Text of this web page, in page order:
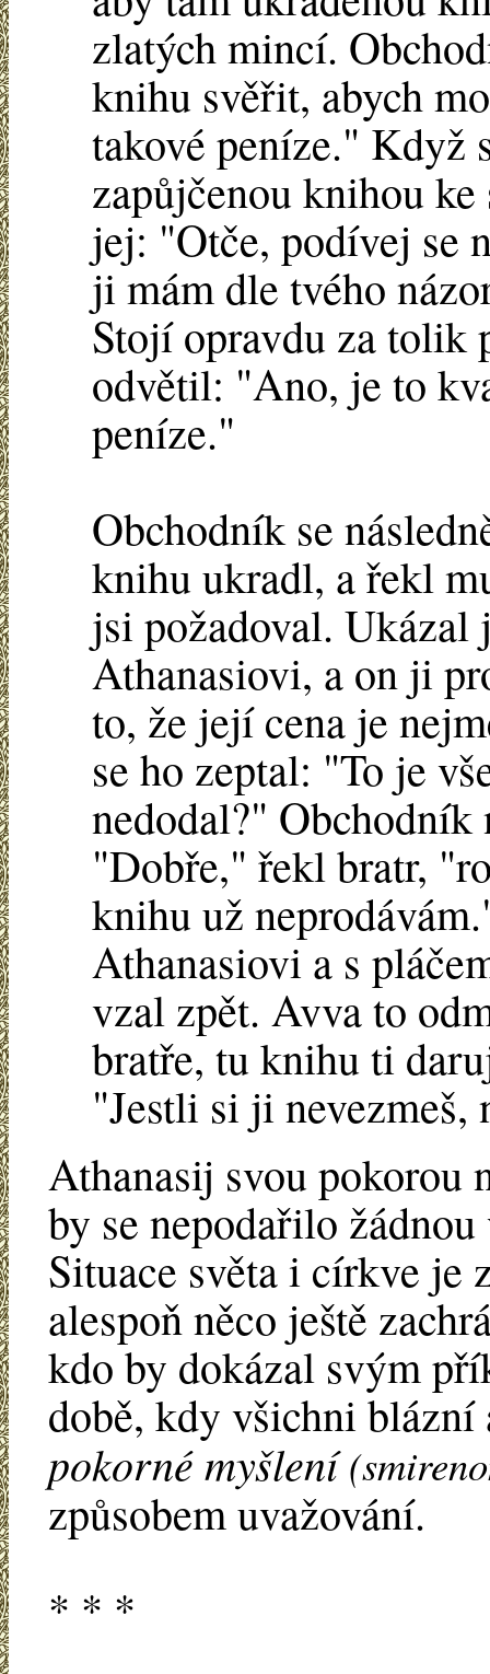
zlatých mincí.
knihu svěřit, abych
takové peníze." Když
zapůjčenou knihou
jej: "Otče, podívej se
ji mám dle tvého
Stojí opravdu za tolik
odvětil: "Ano, je to
peníze."
Obchodník se
knihu ukradl, a řekl
jsi požadoval. Ukázal
Athanasiovi, a on ji
to, že její cena je
se ho zeptal: "To je
nedodal?"
"Dobře," řekl bratr,
knihu už
Athanasiovi a s
vzal zpět. Avva to
bratře, tu knihu ti
"Jestli si ji
Athanasij svou pokorou
by se nepodařilo
Situace světa i církve je
alespoň něco ještě
kdo by dokázal svým
době, kdy všichni
pokorné myšlení
způsobem uvažování.
* * *